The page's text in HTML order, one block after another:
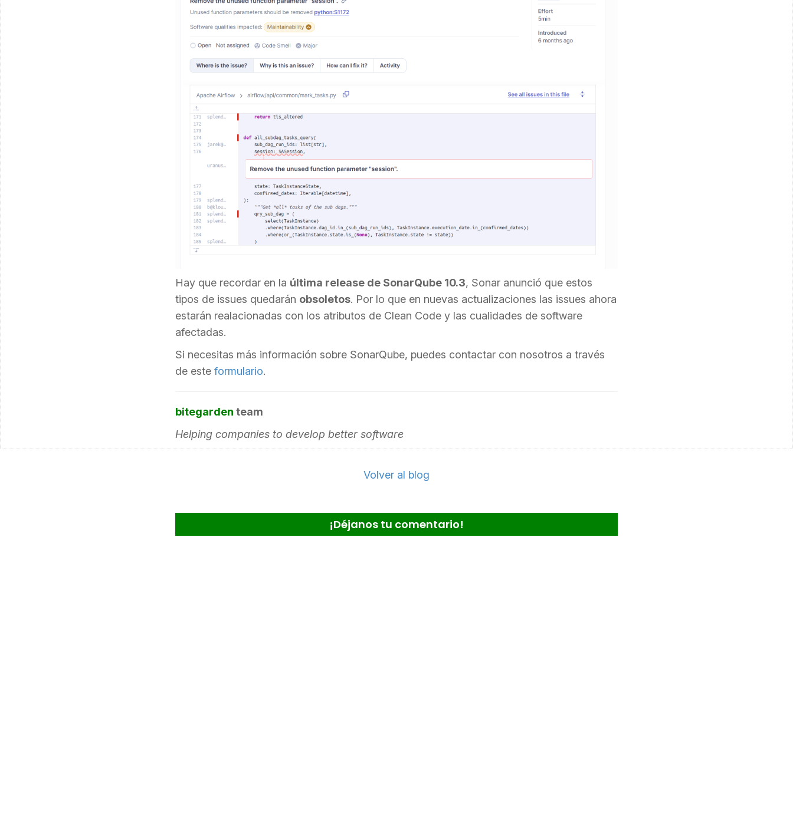
Hay que recordar en la última release de SonarQube 10.3, Sonar anunció que estos
tipos de issues quedarán obsoletos. Por lo que en nuevas actualizaciones las issues ahora
estarán realacionadas con los atributos de Clean Code y las cualidades de software
afectadas.
Si necesitas más información sobre SonarQube, puedes contactar con nosotros a través
de este formulario.
bitegarden team
Helping companies to develop better software
Volver al blog
¡Déjanos tu comentario!